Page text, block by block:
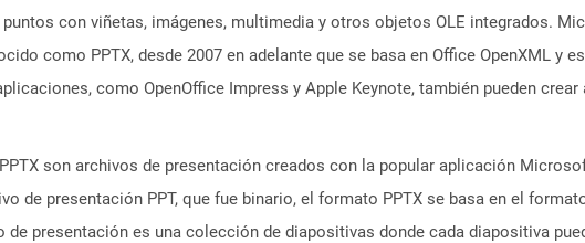
con viñetas, imágenes, multimedia y otros objetos OLE integrados.
como PPTX, desde 2007 en adelante que se basa en Office OpenXML y
como OpenOffice Impress y Apple Keynote, también pueden crear
son archivos de presentación creados con la popular aplicación
de presentación PPT, que fue binario, el formato PPTX se basa en el
de presentación es una colección de diapositivas donde cada diapositiva